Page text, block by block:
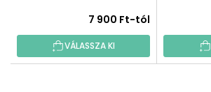
7 900 Ft-tól
VÁLASSZA KI